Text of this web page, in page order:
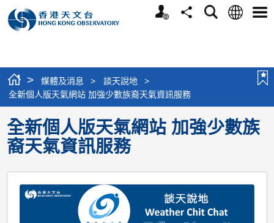
個
分
搜
語
選
> 媒體及消息 > 談天說地
>
全新個人版天氣網站 加強少數族裔天氣資訊服務
全新個人版天氣網站 加強少數族
裔天氣資訊服務